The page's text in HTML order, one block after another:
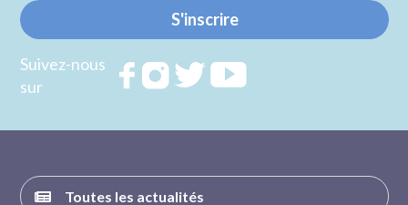
S'inscrire
Suivez-nous
sur
RejoignezRejoignezRejoignez
Toutes les actualités